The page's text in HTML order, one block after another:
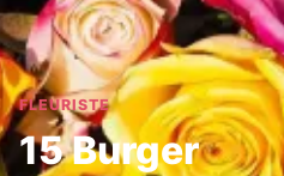
FLEURISTE
15 Burger